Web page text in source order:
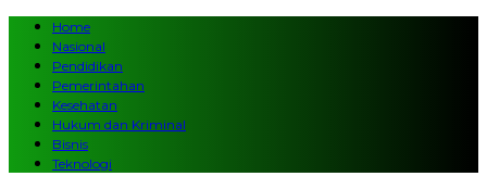
Home
Nasional
Pendidikan
Pemerintahan
Kesehatan
Hukum dan Kriminal
Bisnis
Teknologi